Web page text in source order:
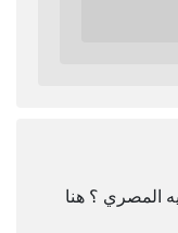
المصري ؟ هنا